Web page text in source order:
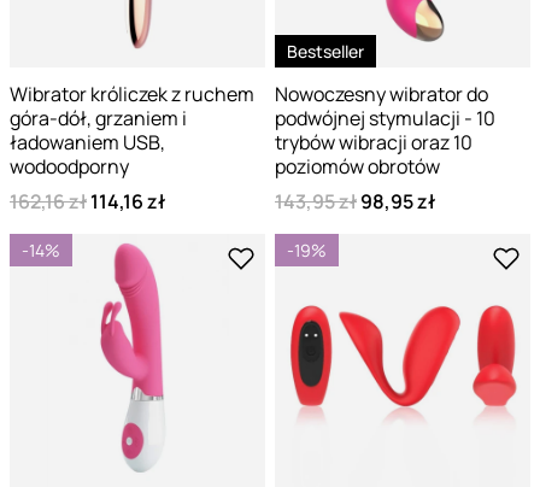
Wibrator króliczek z ruchem
góra-dół, grzaniem i
ładowaniem USB,
wodoodporny
162,16 zł114,16 zł
Bestseller
Nowoczesny wibrator do
podwójnej stymulacji - 10
trybów wibracji oraz 10
poziomów obrotów
143,95 zł98,95 zł
-14% -19%